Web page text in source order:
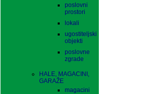
poslovni
prostori
lokali
ugostiteljski
objekti
poslovne
zgrade
HALE, MAGACINI,
GARAŽE
magacini